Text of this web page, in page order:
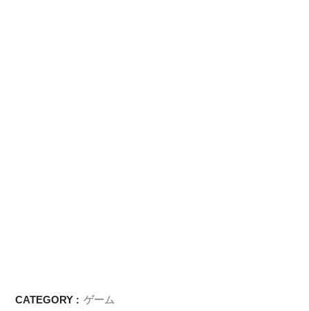
CATEGORY : ゲーム